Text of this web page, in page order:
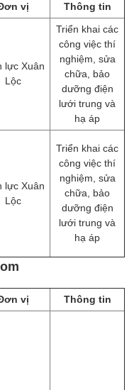
vị Thông tin
lực Xuân
Lộc
Triển khai các
công việc thí
nghiệm, sửa
chữa, ​bảo
dưỡng điện
lưới trung và
hạ áp
lực Xuân
Lộc
Triển khai các
công việc thí
nghiệm, sửa
chữa, ​bảo
dưỡng điện
lưới trung và
hạ áp
vị Thông tin